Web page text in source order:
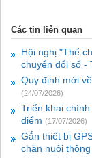
Các tin liên quan
Hội nghị "Thể
chuyển đổi số -
Quy định mới
(24/07/2026)
Triển khai
điểm (17/07/2026)
Gắn thiết bị
chăn nuôi